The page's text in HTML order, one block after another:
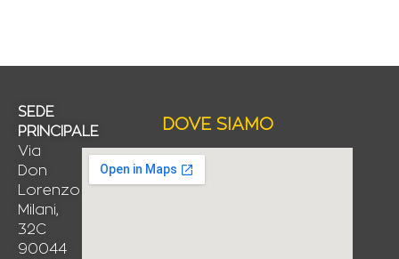
SEDE
PRINCIPALE
Via
Don
Lorenzo
Milani,
32C
90044
DOVE SIAMO